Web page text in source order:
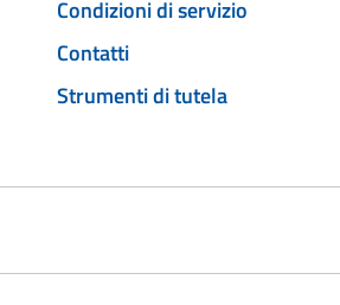
Condizioni di servizio
Contatti
Strumenti di tutela